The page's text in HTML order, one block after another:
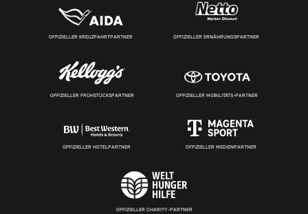
OFFIZIELLER KREUZFAHRTPARTNER OFFIZIELLER ERNÄHRUNGSPARTNER
OFFIZIELLER FRÜHSTÜCKSPARTNER OFFIZIELLER MOBILITÄTS-PARTNER
OFFIZIELLER HOTELPARTNER OFFIZIELLER MEDIENPARTNER
OFFIZIELLER CHARITY-PARTNER